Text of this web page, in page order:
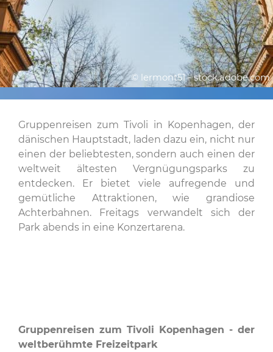
© lermont51 - stock.adobe.com
Gruppenreisen zum Tivoli in Kopenhagen, der
dänischen Hauptstadt, laden dazu ein, nicht nur
einen der beliebtesten, sondern auch einen der
weltweit ältesten Vergnügungsparks zu
entdecken. Er bietet viele aufregende und
gemütliche Attraktionen, wie grandiose
Achterbahnen. Freitags verwandelt sich der
Park abends in eine Konzertarena.
Gruppenreisen zum Tivoli Kopenhagen - der
weltberühmte Freizeitpark